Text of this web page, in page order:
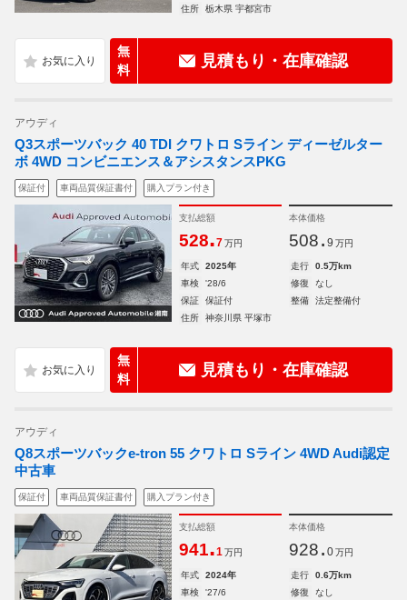
住所
栃木県 宇都宮市
無
料
見積もり・在庫確認
アウディ
Q3スポーツバック 40 TDI クワトロ Sライン ディーゼルター
ボ 4WD コンビニエンス＆アシスタンスPKG
保証付 車両品質保証書付 購入プラン付き
支払総額
528.7 万円
本体価格
508. 9 万円
年式 2025年 走行
0.5万km
車検
'28/6 修復
なし
保証
保証付 整備
法定整備付
住所
神奈川県 平塚市
無
料
見積もり・在庫確認
アウディ
Q8スポーツバックe-tron 55 クワトロ Sライン 4WD Audi認定
中古車
保証付 車両品質保証書付 購入プラン付き
支払総額
941.1 万円
本体価格
928. 0 万円
年式 2024年 走行
0.6万km
車検
'27/6 修復 なし